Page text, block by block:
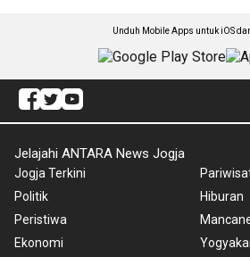
Unduh Mobile Apps untuk iOS
Jelajahi ANTARA News Jogja
Jogja Terkini
Politik
Peristiwa
Ekonomi
Hiburan